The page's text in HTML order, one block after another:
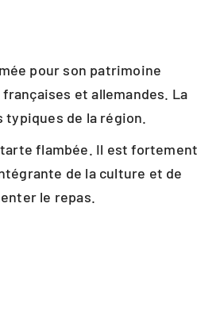
pour son patrimoine
et allemandes. La
de la région.
flambée. Il est fortement
de la culture et de
le repas.